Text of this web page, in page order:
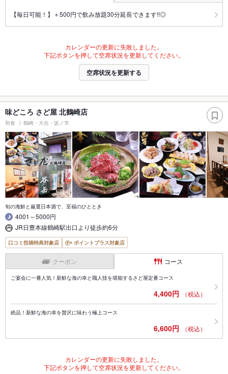
【毎日可能！】＋500円で飲み放題30分延長できます!!◎
カレンダーの更新に失敗しました。
下記ボタンを押して空席状況を更新してください。
空席状況を更新する
味どころ さど屋 北鶴崎店
和食 鶴崎・大在・坂ノ市
旬の海鮮と厳選日本酒で、至福のひととき
4001～5000円
JR日豊本線鶴崎駅出口より徒歩約6分
口コミ投稿特典対象店 ポイントプラス対象店
クーポン コース
ご宴会に一番人気！新鮮な海の幸と職人技を堪能するさど屋定番コース
4,400円 （税込）
絶品！新鮮な海の幸を贅沢に味わう極上コース
6,600円 （税込）
カレンダーの更新に失敗しました。
下記ボタンを押して空席状況を更新してください。